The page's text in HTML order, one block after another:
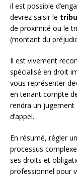
il est possible
devrez saisir le
de proximité ou le
(montant du
Il est vivement
spécialisé en droit
vous représenter
en tenant compte
rendra un jugement
d’appel.
En résumé, régler
processus
ses droits et
professionnel pour